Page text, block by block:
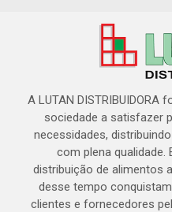
A LUTAN
sociedade a satisfazer
necessidades,
com plena
distribuição de alimentos
desse tempo
clientes e fornecedores